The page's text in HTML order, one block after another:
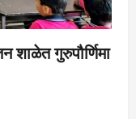
शाळेत गुरुपौर्णिमा